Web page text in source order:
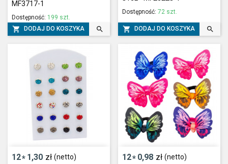
MF3717-1
Dostępność: 199 szt.
 DODAJ DO KOSZYKA 
Dostępność: 72 szt.
 DODAJ DO KOSZYKA 
12* 1,30 zł (netto) 12* 0,98 zł (netto)